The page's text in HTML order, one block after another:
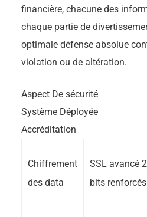
financière, chacune des
chaque partie de
optimale défense absolue
violation ou de altération.
Aspect De sécurité
Système Déployée
Accréditation
Chiffrement
des data
SSL avancé
bits renforcés